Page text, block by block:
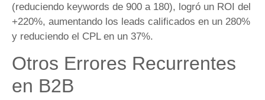
(reduciendo keywords de 900 a 180), logró un ROI del
+220%, aumentando los leads calificados en un 280%
y reduciendo el CPL en un 37%.
Otros Errores Recurrentes
en B2B